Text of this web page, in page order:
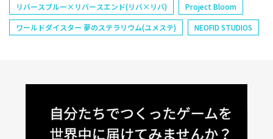
リバースブルー×リバースエンド(リバ×リバ)
Project Bloom
ワールドダイスター 夢のステラリウム(ユメステ)
NEOFID STUDIOS